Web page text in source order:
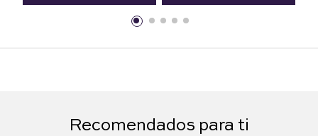
Recomendados para ti